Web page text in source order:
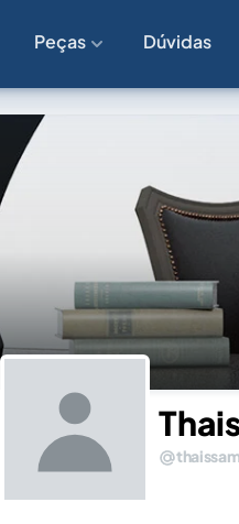
Peças Dúvidas